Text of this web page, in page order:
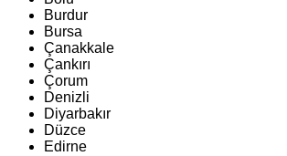
Burdur
Bursa
Çanakkale
Çankırı
Çorum
Denizli
Diyarbakır
Düzce
Edirne